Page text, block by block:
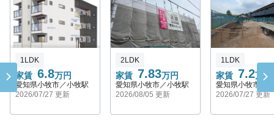
1LDK
家賃 6.8万円
愛知県小牧市／小牧駅
2026/07/27 更新
2LDK
家賃 7.83万円
愛知県小牧市／小牧駅
2026/08/05 更新
1LDK
家賃 7.2万円
愛知県小牧市／
2026/07/27 更新